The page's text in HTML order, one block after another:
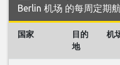
Berlin 机场 的每周定期
国家
目的
地
机